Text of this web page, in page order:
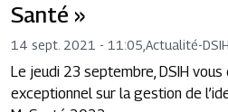
Santé »
14 sept. 2021 - 11:05 Actualité-DSIH
Le jeudi 23 septembre, DSIH vous
exceptionnel sur la gestion de